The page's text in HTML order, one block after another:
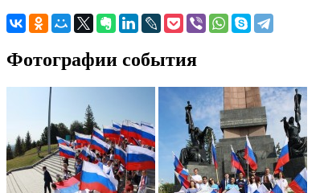
Фотографии события